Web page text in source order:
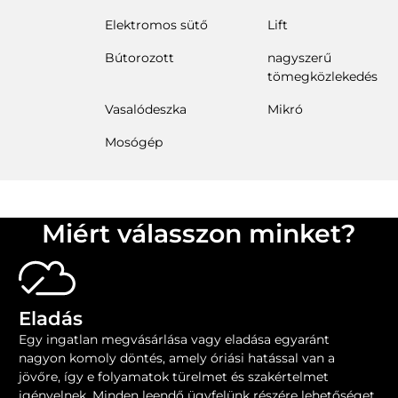
Elektromos sütő Lift
Bútorozott
nagyszerű
tömegközlekedés
Vasalódeszka Mikró
Mosógép
Miért válasszon minket?
Eladás
Egy ingatlan megvásárlása vagy eladása egyaránt
nagyon komoly döntés, amely óriási hatással van a
jövőre, így e folyamatok ​​türelmet és szakértelmet